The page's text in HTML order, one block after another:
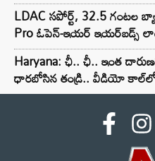
LDAC సపోర్ట్, 32.5 గంటల
Pro ఓపెన్-ఇయర్ ఇయర్‌బడ్స్
Haryana: ఛీ.. ఛీ.. ఇంత
ధారబోసిన తండ్రి.. వీడియో కాల్‌లో